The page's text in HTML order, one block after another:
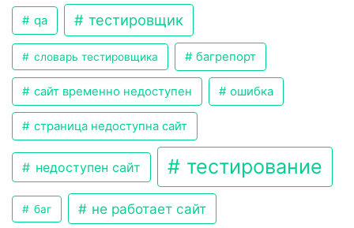
qa тестировщик
словарь тестировщика багрепорт
сайт временно недоступен ошибка
страница недоступна сайт
недоступен сайт тестирование
баг не работает сайт